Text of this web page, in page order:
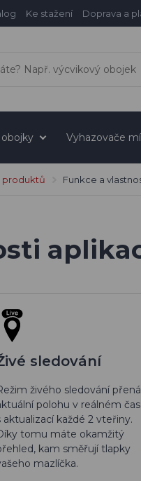
Ke stažení Doprava a
obojky Vyhazovače
produktů Funkce a
sledování
živého sledování
polohu v reálném
aktualizací každé 2 vteřiny.
tomu máte okamžitý
kam směřují tlapky
mazlíčka.